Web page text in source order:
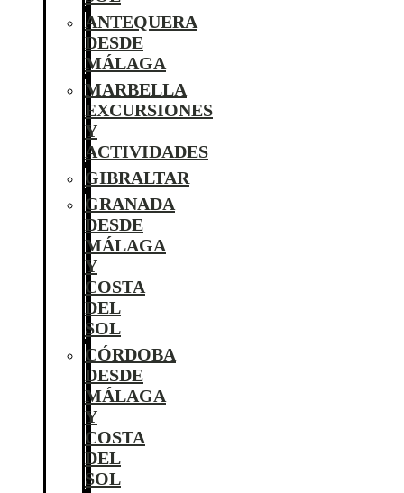
ANTEQUERA
DESDE
MÁLAGA
MARBELLA
EXCURSIONES
Y
ACTIVIDADES
GIBRALTAR
GRANADA
DESDE
MÁLAGA
Y
COSTA
DEL
SOL
CÓRDOBA
DESDE
MÁLAGA
Y
COSTA
DEL
SOL